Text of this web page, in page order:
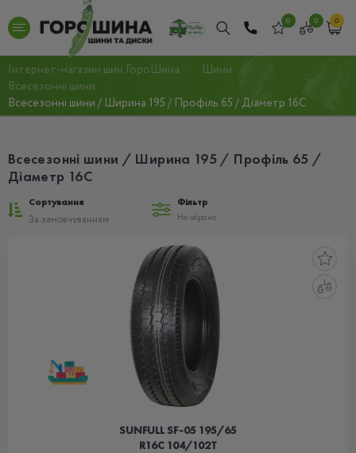
0 0 0
Інтернет-магазин шин ГороШина
Шини
Всесезонні шини
Всесезонні шини / Ширина 195 / Профіль 65 / Діаметр 16C
Всесезонні шини / Ширина 195 / Профіль 65 /
Діаметр 16C
Сортування
Фільтр
Не обрано
SUNFULL SF-05 195/65
R16C 104/102T